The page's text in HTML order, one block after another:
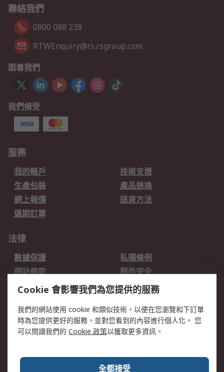
聯絡我們
0800 088 238
RTWEnquiry@rs.rsgroup.com
跟着我們
我們接受
服務
我的帳戶
技術支援
生產包裝
產品退換
網上報價
送貨方法
遠期訂單
法律
數據保護
私隱條例
網站條款
郵件安全
销售条款和条件
關於RS
RS的歷史
關於RS
加入我們
新聞中心
Cookie 會影響我們為您提供的服務
我們的網站使用 cookie 和類似技術，以便在您瀏覽和下訂單
時為您提供更好的服務，並對您看到的內容進行個人化。 您
可以閱讀我們的 Cookie 政策以獲取更多資訊。
全都接受